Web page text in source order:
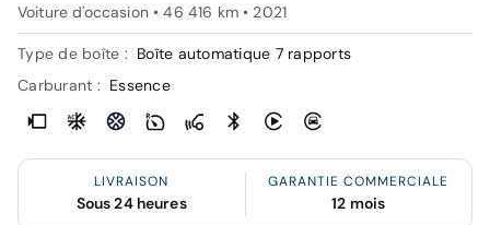
Voiture d'occasion • 46 416 km • 2021
Type de boîte : Boîte automatique 7 rapports
Carburant : Essence
LIVRAISON
Sous 24 heures
GARANTIE COMMERCIALE
12 mois